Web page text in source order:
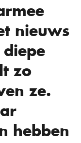
nieuws
zo
ze.
hebben